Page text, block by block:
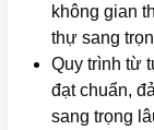
không gian
thự sang
Quy trình từ
đạt chuẩn,
sang trọng